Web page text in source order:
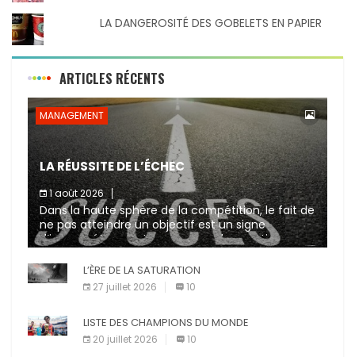
LA DANGEROSITÉ DES GOBELETS EN PAPIER
ARTICLES RÉCENTS
MANAGEMENT
LA RÉUSSITE DE L’ÉCHEC
1 août 2026
Dans la haute sphère de la compétition, le fait de
ne pas atteindre un objectif est un signe
d’incompétence et une source de sanctions
diverses (avertissement, […]
L’ÈRE DE LA SATURATION
27 juillet 2026 10
LISTE DES CHAMPIONS DU MONDE
20 juillet 2026 10